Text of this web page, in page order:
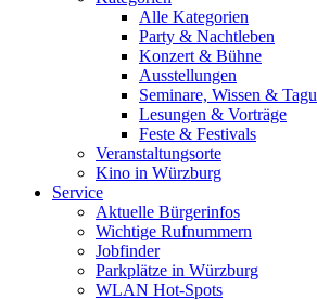
Alle Kategorien
Party & Nachtleben
Konzert & Bühne
Ausstellungen
Seminare, Wissen &
Lesungen & Vorträge
Feste & Festivals
Veranstaltungsorte
Kino in Würzburg
Service
Aktuelle Bürgerinfos
Wichtige Rufnummern
Jobfinder
Parkplätze in Würzburg
WLAN Hot-Spots